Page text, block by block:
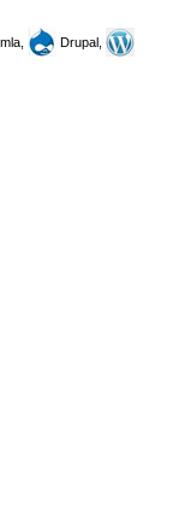
Drupal,